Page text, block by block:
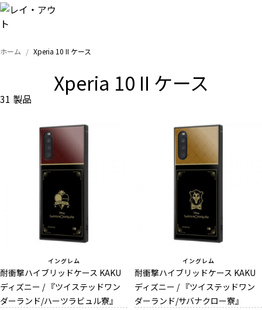
トップ
Xperia
Galaxy
AQUOS
Google
And More
ホーム Xperia 10 II ケース
Xperia 10 II ケース
31 製品
イングレム
耐衝撃ハイブリッドケース KAKU
ディズニー / 『ツイステッドワン
ダーランド/ハーツラビュル寮』
イングレム
耐衝撃ハイブリッドケース KAKU
ディズニー / 『ツイステッドワン
ダーランド/サバナクロー寮』